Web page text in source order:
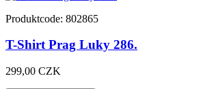
Produktcode: 802865
T-Shirt Prag Luky 286.
299,00 CZK